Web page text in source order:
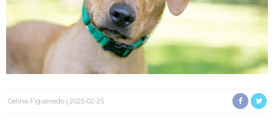
Celina Figueiredo 2025-02-25